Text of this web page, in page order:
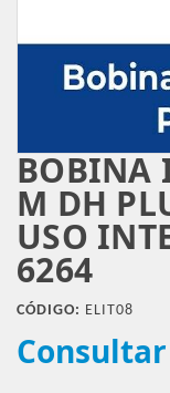
BOBINA
M DH
USO
6264
CÓDIGO: ELIT08
Consultar